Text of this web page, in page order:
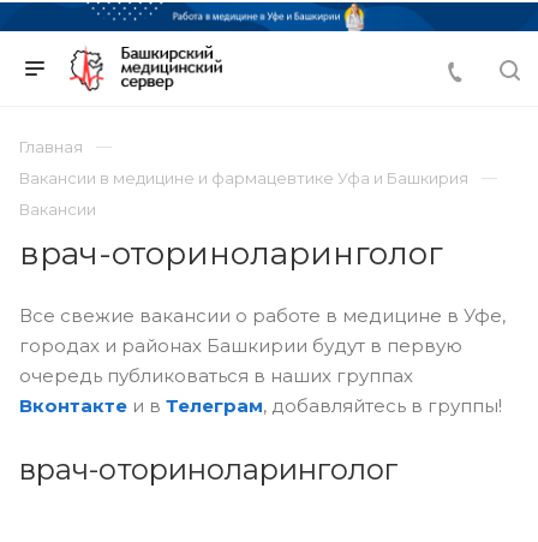
Главная
Вакансии в медицине и фармацевтике Уфа и Башкирия
Вакансии
врач-оториноларинголог
Все свежие вакансии о работе в медицине в Уфе,
городах и районах Башкирии будут в первую
очередь публиковаться в наших группах
Вконтакте и в Телеграм, добавляйтесь в группы!
врач-оториноларинголог